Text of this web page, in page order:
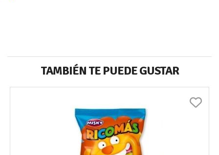
TAMBIÉN TE PUEDE GUSTAR